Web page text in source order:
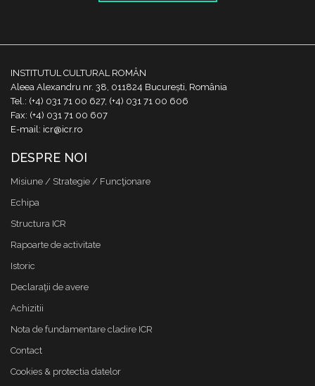
INSTITUTUL CULTURAL ROMÂN
Aleea Alexandru nr. 38, 011824 București, România
Tel.: (+4) 031 71 00 627, (+4) 031 71 00 606
Fax: (+4) 031 71 00 607
E-mail: icr@icr.ro
DESPRE NOI
Misiune / Strategie / Funcţionare
Echipa
Structura ICR
Rapoarte de activitate
Istoric
Declaraţii de avere
Achizitii
Nota de fundamentare cladire ICR
Contact
Cookies & protectia datelor